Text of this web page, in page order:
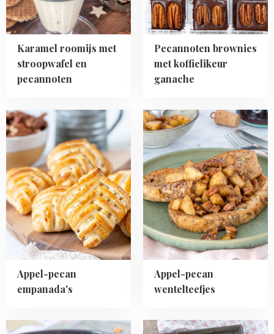
Karamel roomijs met
stroopwafel en
pecannoten
pecannoten
Pecannoten brownies
met koffielikeur
ganache
Appel-pecan
empanada's
Read
more
about
Appel-
pecan
empanada's
Appel-pecan
wentelteefjes
Read
more
about
Appel-
pecan
wentelteefjes
Read
Read